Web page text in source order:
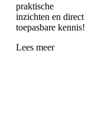
praktische
inzichten en direct
toepasbare kennis!
Lees meer